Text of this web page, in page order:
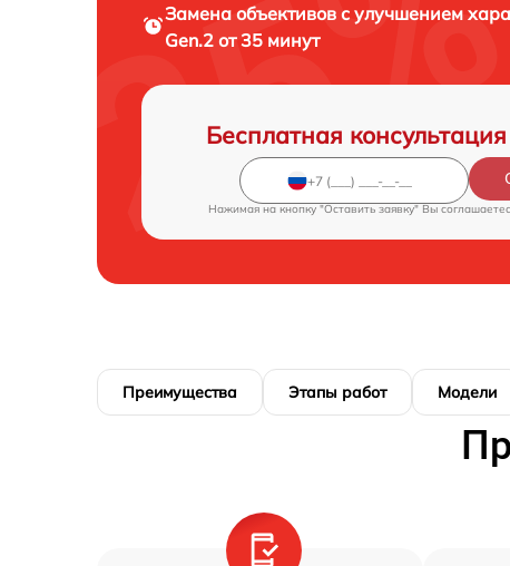
Замена объективов с улучшением
Gen.2 от 35 минут
Бесплатная
Нажимая на кнопку "Оставить заявку" Вы
Преимущества Этапы работ Модели